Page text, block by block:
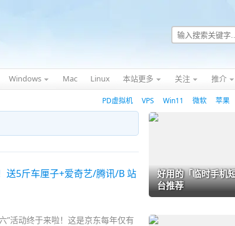
Windows Mac Linux 本站更多 关注 推介
PD虚拟机 VPS Win11 微软 苹果
送5斤车厘子+爱奇艺/腾讯/B 站
”活动终于来啦！这是京东每年仅有
好用的「临时手机
台推荐